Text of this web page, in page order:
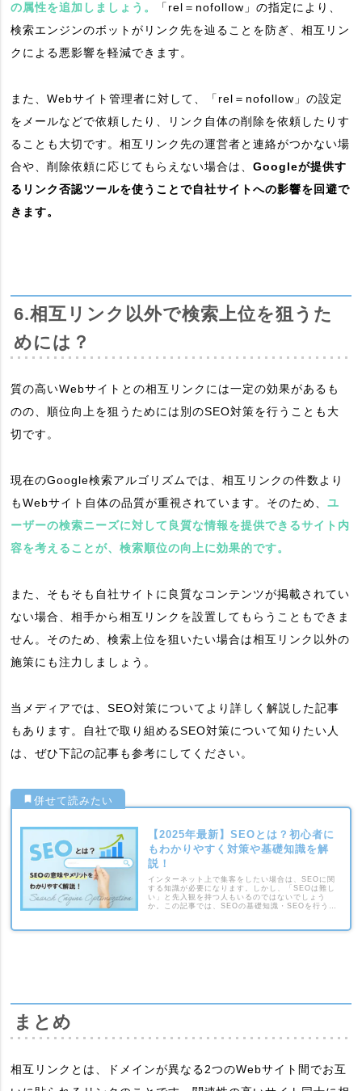
の属性を追加しましょう。
「rel＝nofollow」の指定により、
検索エンジンのボットがリンク先を辿ることを防ぎ、相互リン
クによる悪影響を軽減できます。
また、Webサイト管理者に対して、「rel＝nofollow」の設定
をメールなどで依頼したり、リンク自体の削除を依頼したりす
ることも大切です。相互リンク先の運営者と連絡がつかない場
合や、削除依頼に応じてもらえない場合は、Googleが提供す
るリンク否認ツールを使うことで自社サイトへの影響を回避で
きます。
6.相互リンク以外で検索上位を狙うた
めには？
質の高いWebサイトとの相互リンクには一定の効果があるも
のの、順位向上を狙うためには別のSEO対策を行うことも大
切です。
現在のGoogle検索アルゴリズムでは、相互リンクの件数より
もWebサイト自体の品質が重視されています。そのため、ユ
ーザーの検索ニーズに対して良質な情報を提供できるサイト内
容を考えることが、検索順位の向上に効果的です。
また、そもそも自社サイトに良質なコンテンツが掲載されてい
ない場合、相手から相互リンクを設置してもらうこともできま
せん。そのため、検索上位を狙いたい場合は相互リンク以外の
施策にも注力しましょう。
当メディアでは、SEO対策についてより詳しく解説した記事
もあります。自社で取り組めるSEO対策について知りたい人
は、ぜひ下記の記事も参考にしてください。
【2025年最新】SEOとは？初心者に
もわかりやすく対策や基礎知識を解
説！
インターネット上で集客をしたい場合は、SEOに関
する知識が必要になります。しかし、「SEOは難し
い」と先入観を持つ人もいるのではないでしょう
か。この記事では、SEOの基礎知識・SEOを行うメ
まとめ
相互リンクとは、ドメインが異なる2つのWebサイト間でお互